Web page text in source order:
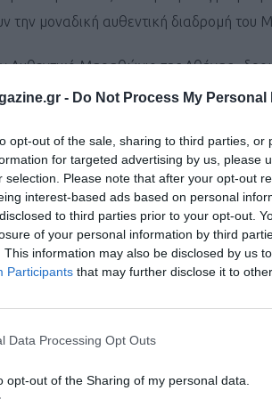
- Do Not Process My Personal
opt-out of the sale, sharing to third parties, or
for targeted advertising by us, please
selection. Please note that after your opt-out
interest-based ads based on personal
to third parties prior to your opt-out.
of your personal information by third
This information may also be disclosed by us
Participants that may further disclose it to
Data Processing Opt Outs
opt-out of the Sharing of my personal data.
την μοναδική αυθεντική διαδρομή
Μαραθώνιο της Αθήνας ,
ώρες , ενώ και γυναίκες του Συλλόγου
ο Αριστείδης Γκιζλής που τερμάτισε
επίδοση τερματίζοντας σε
και 5 χλμ. :
Μαραθωνίου
2:56:57